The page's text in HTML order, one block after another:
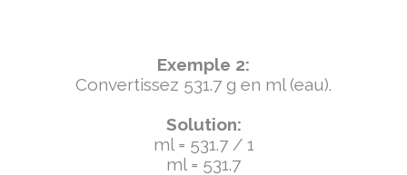
Exemple 2:
Convertissez 531.7 g en ml (eau).
Solution:
ml = 531.7 / 1
ml = 531.7